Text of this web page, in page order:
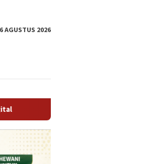
AGUSTUS 2026
Moutong Tangkap Dua Terduga